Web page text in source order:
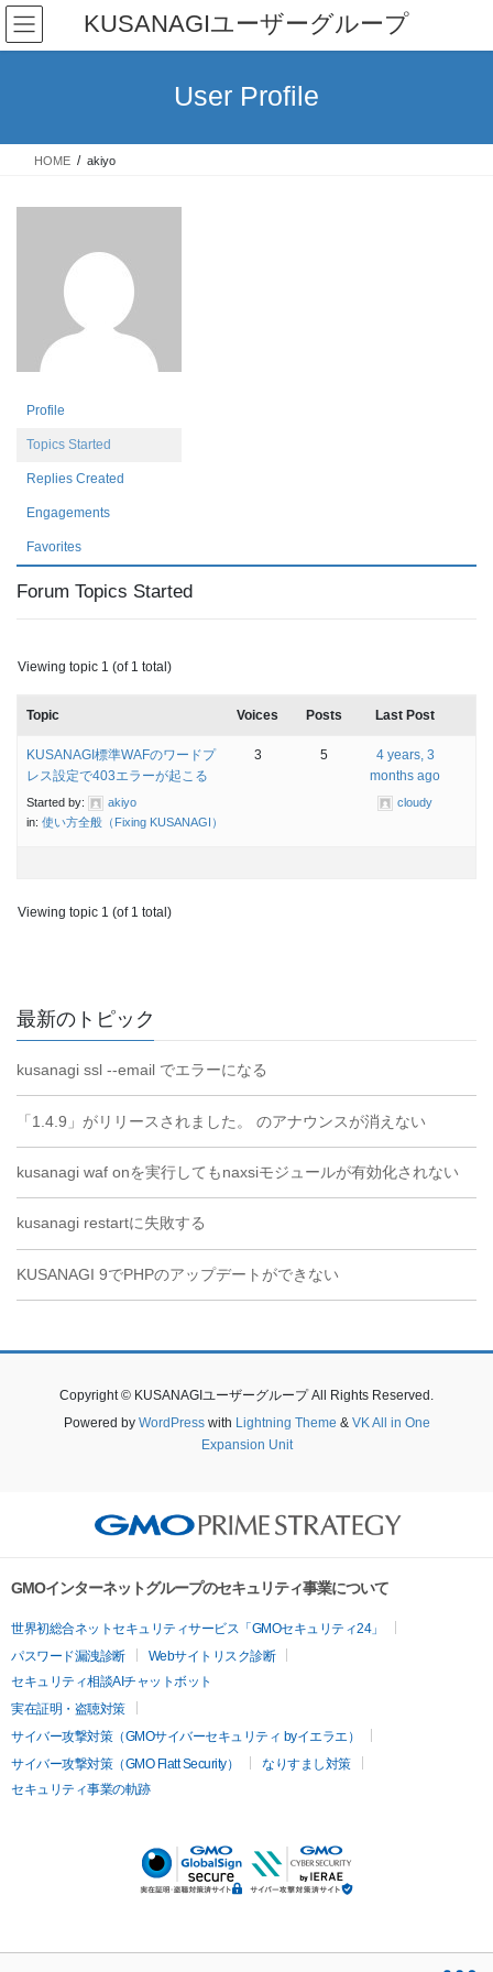
Skip
the
Skip
the
KUSANAGIユーザーグループ
User Profile
HOME akiyo
Profile
Topics Started
Replies Created
Engagements
Favorites
Forum Topics Started
Viewing topic 1 (of 1 total)
Topic Voices Posts Last Post
KUSANAGI標準WAFのワードプ
レス設定で403エラーが起こる
Started by:
akiyo
in: 使い方全般（Fixing KUSANAGI）
3 5
4 years, 3
months ago
cloudy
Viewing topic 1 (of 1 total)
最新のトピック
kusanagi ssl --email でエラーになる
「1.4.9」がリリースされました。 のアナウンスが消えない
kusanagi waf onを実行してもnaxsiモジュールが有効化されない
kusanagi restartに失敗する
KUSANAGI 9でPHPのアップデートができない
Copyright © KUSANAGIユーザーグループ All Rights Reserved.
Powered by WordPresswith Lightning Theme & VK All in One
Expansion Unit
GMOインターネットグループのセキュリティ事業について
世界初総合ネットセキュリティサービス「GMOセキュリティ24」
パスワード漏洩診断
Webサイトリスク診断
セキュリティ相談AIチャットボット
実在証明・盗聴対策
サイバー攻撃対策（GMOサイバーセキュリティ byイエラエ）
サイバー攻撃対策（GMO Flatt Security）
なりすまし対策
セキュリティ事業の軌跡